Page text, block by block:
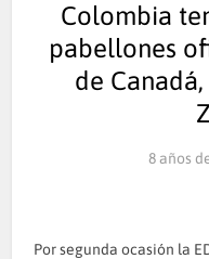
Colombia
pabellones
de
8 años
Por segunda ocasión la